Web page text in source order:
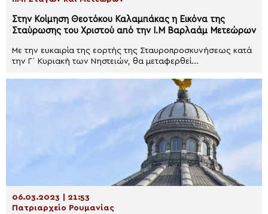
Στην Κοίμηση Θεοτόκου Καλαμπάκας η Εικόνα της
Σταύρωσης του Χριστού από την Ι.Μ Βαρλαάμ Μετεώρων
Με την ευκαιρία της εορτής της Σταυροπροσκυνήσεως κατά
την Γ΄ Κυριακή των Νηστειών, θα μεταφερθεί...
06.03.2023 | 21:53
Πατριαρχείο Ρουμανίας